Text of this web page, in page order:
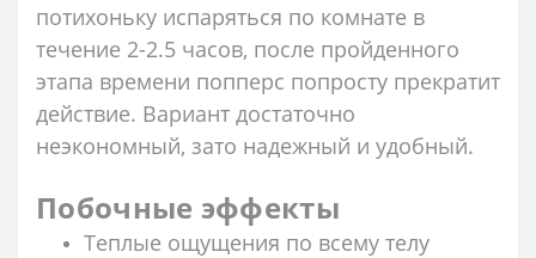
потихоньку испаряться по комнате в
течение 2-2.5 часов, после пройденного
этапа времени попперс попросту прекратит
действие. Вариант достаточно
неэкономный, зато надежный и удобный.
Побочные эффекты
Теплые ощущения по всему телу